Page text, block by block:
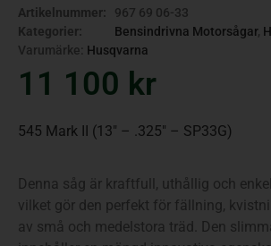
Artikelnummer:
967 69 06-33
Kategorier:
Bensindrivna Motorsågar,
Varumärke: Husqvarna
11 100 kr
545 Mark II (13″ – .325″ – SP33G)
Denna såg är kraftfull, uthållig och
vilket gör den perfekt för fällning,
av små och medelstora träd. Den